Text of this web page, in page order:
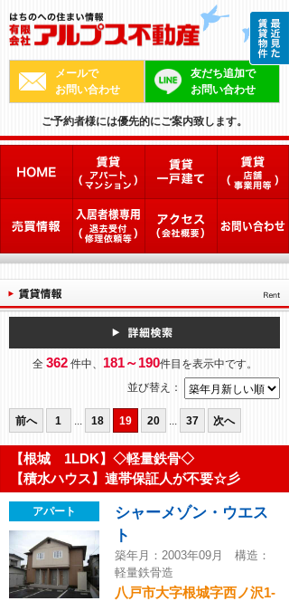
メールで
お問い合わせ
友だち追加で
お問い合わせ
ご予約者様には優先的にご案内致します。
全 362件中、 181～190件目を表示中です。
並び替え：
前へ 1 ... 18 19 20 ... 37 次へ
【根城 1LDK】◇軽量鉄骨◇
【積水ハウス】連帯保証人が不要☆彡
アパート
シャーメゾン・ウエス
ト
築年月：2003年09月 構造：
軽量鉄骨造
八戸市大字根城字西ノ沢1-